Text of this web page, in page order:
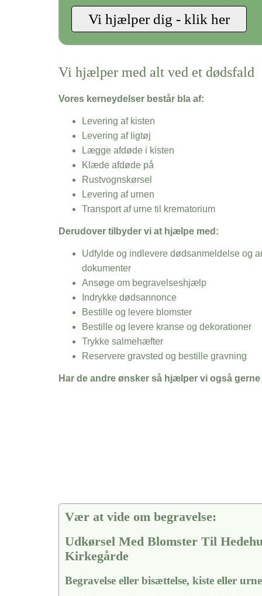
Vi hjælper med alt ved et dødsfald
Vores kerneydelser består bla af:
Levering af kisten
Levering af ligtøj
Lægge afdøde i kisten
Klæde afdøde på
Rustvognskørsel
Levering af urnen
Transport af urne til krematorium
Derudover tilbyder vi at hjælpe med:
Udfylde og indlevere dødsanmeldelse og
dokumenter
Ansøge om begravelseshjælp
Indrykke dødsannonce
Bestille og levere blomster
Bestille og levere kranse og dekorationer
Trykke salmehæfter
Reservere gravsted og bestille gravning
Har de andre ønsker så hjælper vi også gerne
Vær at vide om begravelse:
Udkørsel Med Blomster Til
Kirkegårde
Begravelse eller bisættelse, kiste eller